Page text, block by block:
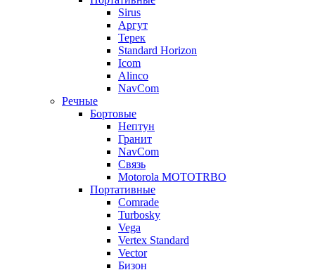
Sirus
Аргут
Терек
Standard Horizon
Icom
Alinco
NavCom
Речные
Бортовые
Нептун
Гранит
NavCom
Связь
Motorola MOTOTRBO
Портативные
Comrade
Turbosky
Vega
Vertex Standard
Vector
Бизон